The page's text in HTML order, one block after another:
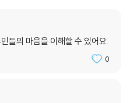
들의 마음을 이해할 수 있어요.
0